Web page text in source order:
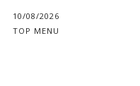
10/08/2026
TOP MENU